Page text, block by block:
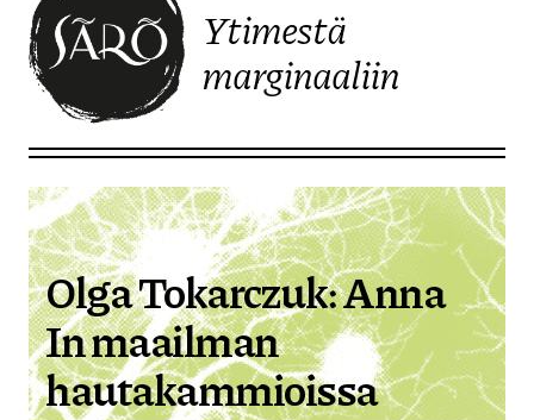
Ytimestä
marginaaliin
Olga Tokarczuk: Anna
In maailman
hautakammioissa